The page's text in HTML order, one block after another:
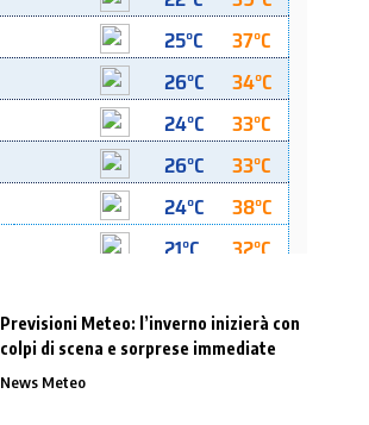
Previsioni Meteo: l’inverno inizierà con
colpi di scena e sorprese immediate
News Meteo